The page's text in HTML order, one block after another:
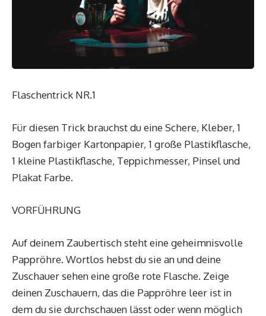
Flaschentrick NR.1
Für diesen Trick brauchst du eine Schere, Kleber, 1
Bogen farbiger Kartonpapier, 1 große Plastikflasche,
1 kleine Plastikflasche, Teppichmesser, Pinsel und
Plakat Farbe.
VORFÜHRUNG
Auf deinem Zaubertisch steht eine geheimnisvolle
Pappröhre. Wortlos hebst du sie an und deine
Zuschauer sehen eine große rote Flasche. Zeige
deinen Zuschauern, das die Pappröhre leer ist in
dem du sie durchschauen lässt oder wenn möglich